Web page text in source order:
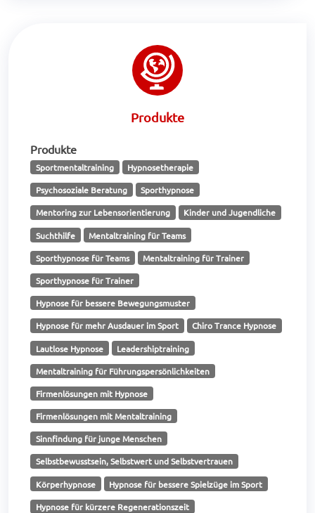
Produkte
Produkte
Sportmentaltraining Hypnosetherapie
Psychosoziale Beratung Sporthypnose
Mentoring zur Lebensorientierung Kinder und Jugendliche
Suchthilfe Mentaltraining für Teams
Sporthypnose für Teams Mentaltraining für Trainer
Sporthypnose für Trainer
Hypnose für bessere Bewegungsmuster
Hypnose für mehr Ausdauer im Sport Chiro Trance Hypnose
Lautlose Hypnose Leadershiptraining
Mentaltraining für Führungspersönlichkeiten
Firmenlösungen mit Hypnose
Firmenlösungen mit Mentaltraining
Sinnfindung für junge Menschen
Selbstbewusstsein, Selbstwert und Selbstvertrauen
Körperhypnose Hypnose für bessere Spielzüge im Sport
Hypnose für kürzere Regenerationszeit